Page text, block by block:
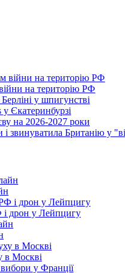
на територію РФ
у шпигунстві
Єкатеринбурзі
на 2026-2027 роки
звинуватила Британію у
і дрон у Лейпцигу
в Москві